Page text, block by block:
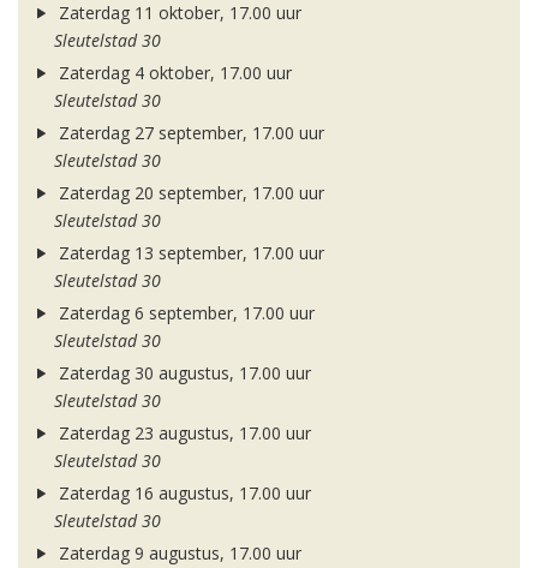
Zaterdag 11 oktober, 17.00 uur
Sleutelstad 30
Zaterdag 4 oktober, 17.00 uur
Sleutelstad 30
Zaterdag 27 september, 17.00 uur
Sleutelstad 30
Zaterdag 20 september, 17.00 uur
Sleutelstad 30
Zaterdag 13 september, 17.00 uur
Sleutelstad 30
Zaterdag 6 september, 17.00 uur
Sleutelstad 30
Zaterdag 30 augustus, 17.00 uur
Sleutelstad 30
Zaterdag 23 augustus, 17.00 uur
Sleutelstad 30
Zaterdag 16 augustus, 17.00 uur
Sleutelstad 30
Zaterdag 9 augustus, 17.00 uur